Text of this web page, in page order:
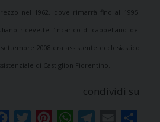
nel 1962, dove rimarrà fino al 1995.
ricevette l’incarico di cappellano del
2008 era assistente ecclesiastico
di Castiglion Fiorentino.
condividi su
FacebookTwitterPinterestWhatsAppTelegram
Email